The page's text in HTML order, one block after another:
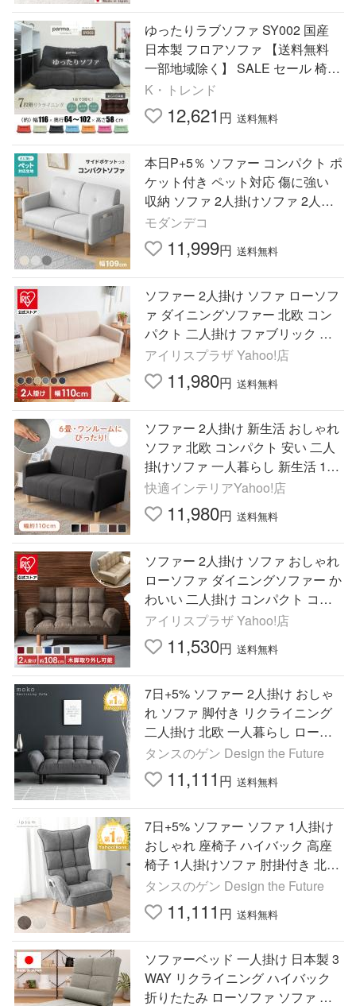
ゆったりラブソファ SY002 国産
日本製 フロアソファ 【送料無料
一部地域除く】 SALE セール 椅子
ジャンボラブソファ 二人がけソフ
ァ 低いソファ
K・トレンド
12,621 円 送料無料
本日P+5％ ソファー コンパクト ポ
ケット付き ペット対応 傷に強い
収納 ソファ 2人掛けソファ 2人掛
けソファー コンパクトソファ 一人
暮らし おしゃれ 爆買
モダンデコ
11,999円 送料無料
ソファー 2人掛け ソファ ローソフ
ァ ダイニングソファー 北欧 コン
パクト 二人掛け ファブリック お
しゃれ リビングソファー 肘付き
脚付き ワンルーム
アイリスプラザ Yahoo!店
11,980円 送料無料
ソファー 2人掛け 新生活 おしゃれ
ソファ 北欧 コンパクト 安い 二人
掛けソファ 一人暮らし 新生活 1人
暮らし ワンルーム 1K
快適インテリアYahoo!店
11,980円 送料無料
ソファー 2人掛け ソファ おしゃれ
ローソファ ダイニングソファー か
わいい 二人掛け コンパクト コン
パクト リクライニング 2WAY ロー
スタイル ワンルーム
アイリスプラザ Yahoo!店
11,530円 送料無料
7日+5% ソファー 2人掛け おしゃ
れ ソファ 脚付き リクライニング
二人掛け 北欧 一人暮らし ローソ
ファ リビング ソファベッド コン
パクト
タンスのゲン Design the Future
11,111 円 送料無料
7日+5% ソファー ソファ 1人掛け
おしゃれ 座椅子 ハイバック 高座
椅子 1人掛けソファ 肘掛付き 北欧
ポケットコイル 高齢者 椅子 和室
用 １人用ソファー
タンスのゲン Design the Future
11,111 円 送料無料
ソファーベッド 一人掛け 日本製 3
WAY リクライニング ハイバック
折りたたみ ローソファ ソファ 座